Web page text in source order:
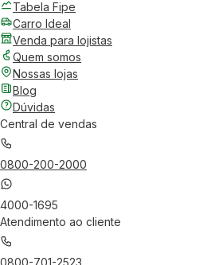
Tabela Fipe
Carro Ideal
Venda para lojistas
Quem somos
Nossas lojas
Blog
Dúvidas
Central de vendas
0800-200-2000
4000-1695
Atendimento ao cliente
0800-701-2523